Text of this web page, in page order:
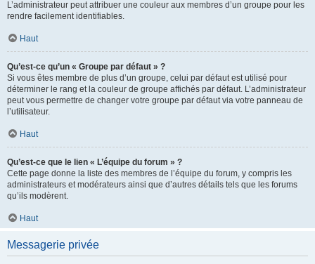
L’administrateur peut attribuer une couleur aux membres d’un groupe pour les
rendre facilement identifiables.
Haut
Qu’est-ce qu’un « Groupe par défaut » ?
Si vous êtes membre de plus d’un groupe, celui par défaut est utilisé pour
déterminer le rang et la couleur de groupe affichés par défaut. L’administrateur
peut vous permettre de changer votre groupe par défaut via votre panneau de
l’utilisateur.
Haut
Qu’est-ce que le lien « L’équipe du forum » ?
Cette page donne la liste des membres de l’équipe du forum, y compris les
administrateurs et modérateurs ainsi que d’autres détails tels que les forums
qu’ils modèrent.
Haut
Messagerie privée